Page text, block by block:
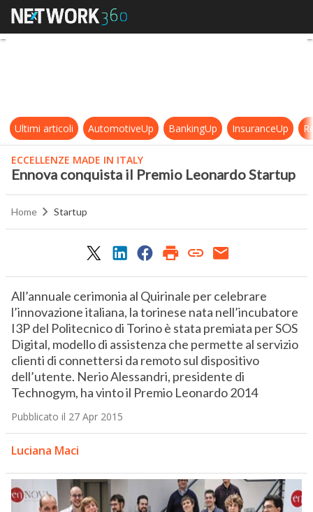
Ennova conquista il Premio
Ultimi articoli AutomotiveUp BankingUp InsuranceUp
ECCELLENZE MADE IN ITALY
Ennova conquista il Premio Leonardo Startup
Home Startup
All’annuale cerimonia al Quirinale per celebrare
l’innovazione italiana, la torinese nata nell’incubatore
I3P del Politecnico di Torino è stata premiata per SOS
Digital, modello di assistenza che permette al servizio
clienti di connettersi da remoto sul dispositivo
dell’utente. Nerio Alessandri, presidente di
Technogym, ha vinto il Premio Leonardo 2014
Pubblicato il 27 Apr 2015
Luciana Maci